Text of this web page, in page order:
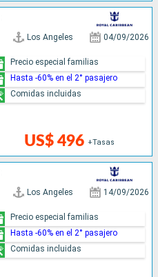
Los Angeles 04/09/2026
US$ 496 +Tasas
Precio especial familias
Hasta -60% en el 2° pasajero
Comidas incluidas
Los Angeles 14/09/2026
Precio especial familias
Hasta -60% en el 2° pasajero
Comidas incluidas